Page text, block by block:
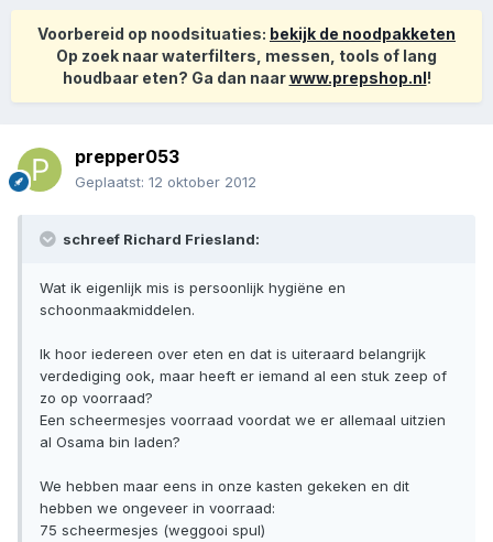
Voorbereid op noodsituaties: bekijk de noodpakketen
Op zoek naar waterfilters, messen, tools of lang
houdbaar eten? Ga dan naarwww.prepshop.nl!
prepper053
Geplaatst: 12 oktober 2012
schreef Richard Friesland:
Wat ik eigenlijk mis is persoonlijk hygiëne en
schoonmaakmiddelen.
Ik hoor iedereen over eten en dat is uiteraard belangrijk
verdediging ook, maar heeft er iemand al een stuk zeep of
zo op voorraad?
Een scheermesjes voorraad voordat we er allemaal uitzien
al Osama bin laden?
We hebben maar eens in onze kasten gekeken en dit
hebben we ongeveer in voorraad:
75 scheermesjes (weggooi spul)